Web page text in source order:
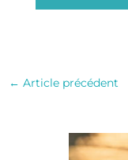
← Article précédent